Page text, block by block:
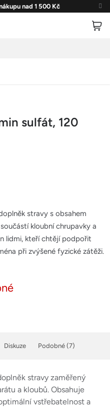
nad 1 500 Kč
sulfát, 120
stravy s obsahem
kloubní chrupavky a
lidmi, kteří chtějí podpořit
při zvýšené fyzické zátěži.
Podobné (7)
Diskuze
stravy zaměřený
a kloubů. Obsahuje
vstřebatelnost a